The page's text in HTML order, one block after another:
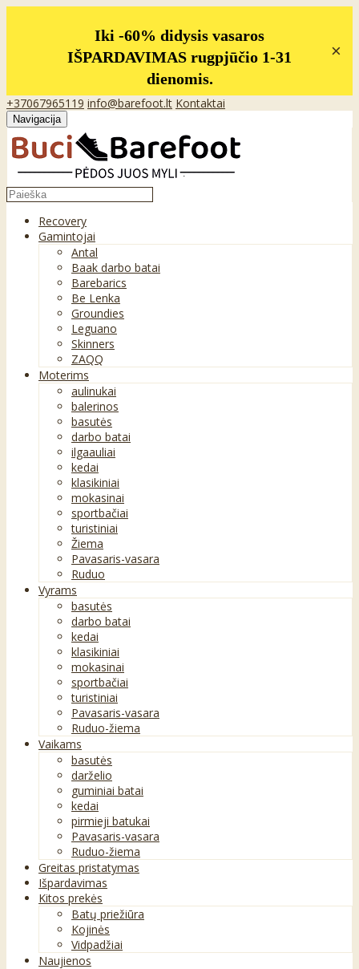
Iki -60% didysis vasaros
IŠPARDAVIMAS rugpjūčio 1-31
dienomis.
×
+37067965119 info@barefoot.lt Kontaktai
Navigacija
Recovery
Gamintojai
Antal
Baak darbo batai
Barebarics
Be Lenka
Groundies
Leguano
Skinners
ZAQQ
Moterims
aulinukai
balerinos
basutės
darbo batai
ilgaauliai
kedai
klasikiniai
mokasinai
sportbačiai
turistiniai
Žiema
Pavasaris-vasara
Ruduo
Vyrams
basutės
darbo batai
kedai
klasikiniai
mokasinai
sportbačiai
turistiniai
Pavasaris-vasara
Ruduo-žiema
Vaikams
basutės
darželio
guminiai batai
kedai
pirmieji batukai
Pavasaris-vasara
Ruduo-žiema
Greitas pristatymas
Išpardavimas
Kitos prekės
Batų priežiūra
Kojinės
Vidpadžiai
Naujienos